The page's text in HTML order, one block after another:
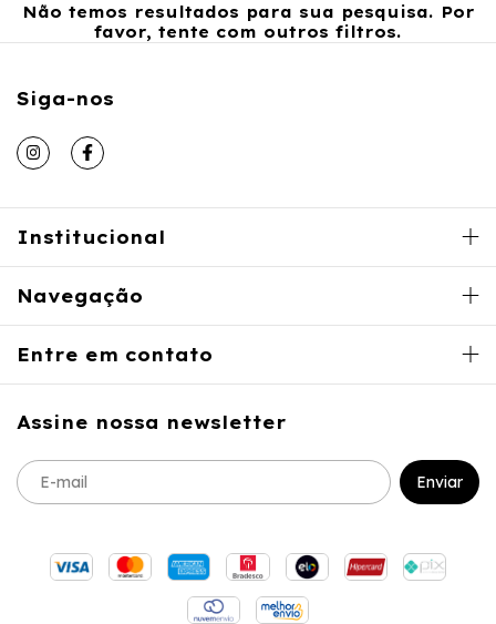
Não temos resultados para sua pesquisa. Por
favor, tente com outros filtros.
Siga-nos
Institucional
Navegação
Entre em contato
Assine nossa newsletter